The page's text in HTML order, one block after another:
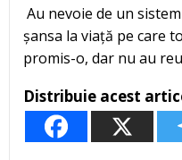
Au nevoie de un
șansa la viață pe care
promis-o, dar nu au
Distribuie acest